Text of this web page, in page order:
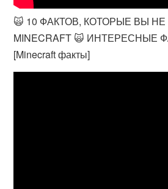
🙀 10 ФАКТОВ, КОТОРЫЕ ВЫ
MINECRAFT 🙀 ИНТЕРЕСНЫЕ
[Minecraft факты]